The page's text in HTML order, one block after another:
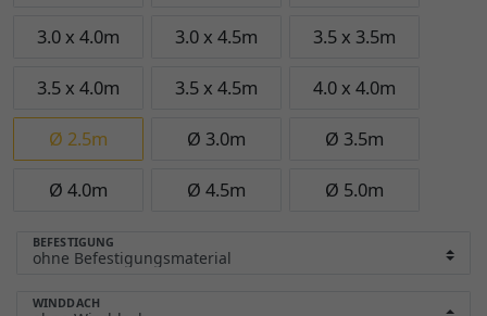
3.0 x 4.0m 3.0 x 4.5m 3.5 x 3.5m
3.5 x 4.0m 3.5 x 4.5m 4.0 x 4.0m
Ø 2.5m Ø 3.0m Ø 3.5m
Ø 4.0m Ø 4.5m Ø 5.0m
BEFESTIGUNG
WINDDACH